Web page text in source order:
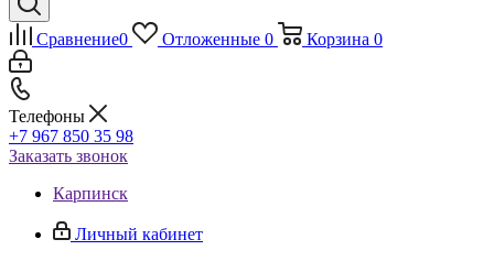
Сравнение0 Отложенные 0 Корзина 0
Телефоны
+7 967 850 35 98
Заказать звонок
Карпинск
Личный кабинет